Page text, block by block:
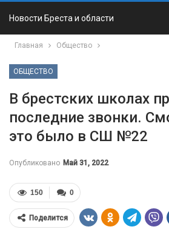
Новости Бреста и области
Главная Общество
ОБЩЕСТВО
В брестских школах
последние звонки.
это было в СШ №22
Опубликовано Май 31, 2022
0
150
Поделится